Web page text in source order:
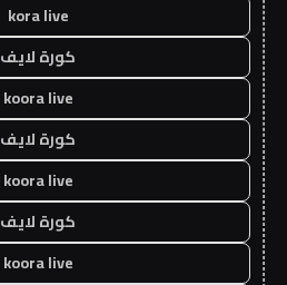
kora live
كورة لايف
koora live
كورة لايف
koora live
كورة لايف
koora live